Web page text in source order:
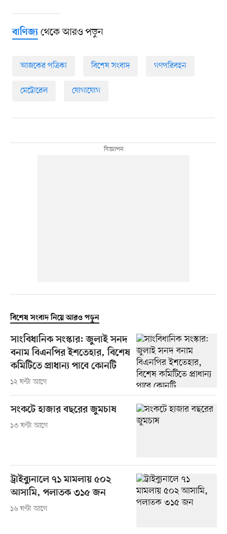
বাণিজ্যথেকে আরও পড়ুন
আজকের পত্রিকা বিশেষ সংবাদ গণপরিবহন
মেট্রোরেল যোগাযোগ
বিশেষ সংবাদ নিয়ে আরও পড়ুন
সাংবিধানিক সংস্কার: জুলাই সনদ
বনাম বিএনপির ইশতেহার, বিশেষ
কমিটিতে প্রাধান্য পাবে কোনটি
১২ ঘণ্টা আগে
সংকটে হাজার বছরের জুমচাষ
১৩ ঘণ্টা আগে
ট্রাইব্যুনালে ৭১ মামলায় ৫০২
আসামি, পলাতক ৩১৫ জন
১৬ ঘণ্টা আগে